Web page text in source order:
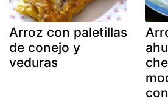
Arroz con paletillas
de conejo y
veduras